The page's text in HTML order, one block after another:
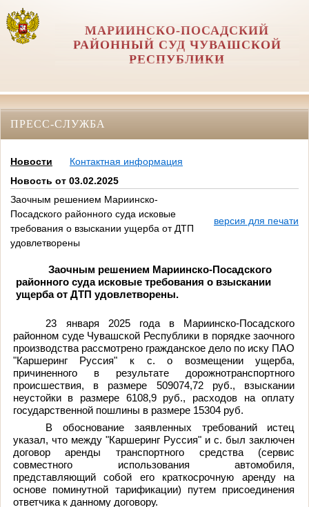
МАРИИНСКО-ПОСАДСКИЙ
РАЙОННЫЙ СУД ЧУВАШСКОЙ
РЕСПУБЛИКИ
ПРЕСС-СЛУЖБА
Новости
Контактная информация
Новость от 03.02.2025
Заочным решением Мариинско-
Посадского районного суда исковые
требования о взыскании ущерба от ДТП
удовлетворены
версия для печати
Заочным решением Мариинско-Посадского
районного суда исковые требования о взыскании
ущерба от ДТП удовлетворены.
23 января 2025 года в Мариинско-Посадского
районном суде Чувашской Республики в порядке заочного
производства рассмотрено гражданское дело по иску ПАО
"Каршеринг Руссия" к с.о возмещении ущерба,
причиненного в результате дорожно­транспортного
происшествия, в размере 509074,72 руб., взыскании
неустойки в размере 6108,9 руб., расходов на оплату
государственной пошлины в размере 15304 руб.
В обоснование заявленных требований истец
указал, что между "Каршеринг Руссия" ис.был заключен
договор аренды транспортного средства (сервис
совместного использования автомобиля,
представляющий собой его краткосрочную аренду на
основе поминутной тарификации) путем присоединения
ответчика к данному договору.